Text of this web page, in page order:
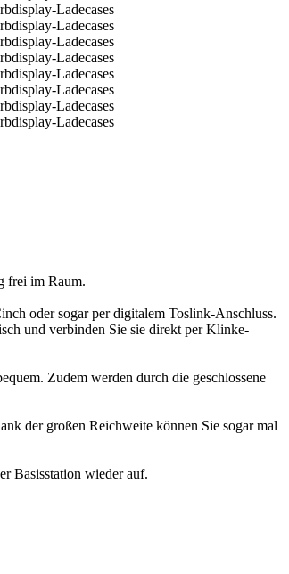
frei im Raum.
oder sogar per digitalem Toslink-Anschluss.
und verbinden Sie sie direkt per Klinke-
Zudem werden durch die geschlossene
der großen Reichweite können Sie sogar mal
Basisstation wieder auf.